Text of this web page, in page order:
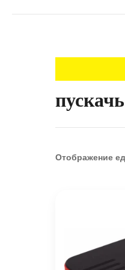
пускачь
Отображение